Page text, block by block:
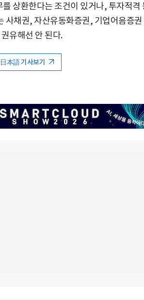
상환한다는 조건이 있거나, 투자적격
사채권, 자산유동화증권, 기업어음증
유해선 안 된다.
日本語 기사보기